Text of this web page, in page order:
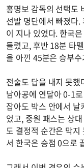
홍명보 감독의 선택도
선발 명단에서 빠졌다
이 지나 있었다. 한국
들렸고, 후반 18분 타
을 아낀 45분은 승부
전술도 답을 내지 못
남아공에 연달아 0-1
잡아도 박스 안에서
었고, 중원 패스는 상
도 결정적 순간은 막
서 한국은 승점 0으로